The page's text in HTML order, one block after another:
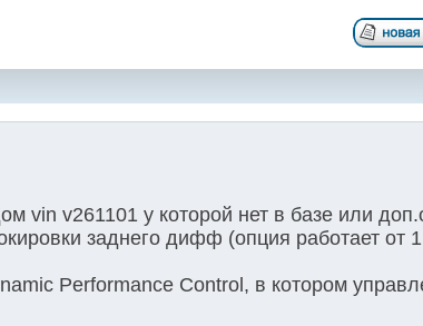
vin v261101 у которой нет в базе или
заднего дифф (опция работает от
Performance Control, в котором